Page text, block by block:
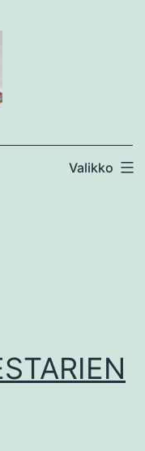
Valikko